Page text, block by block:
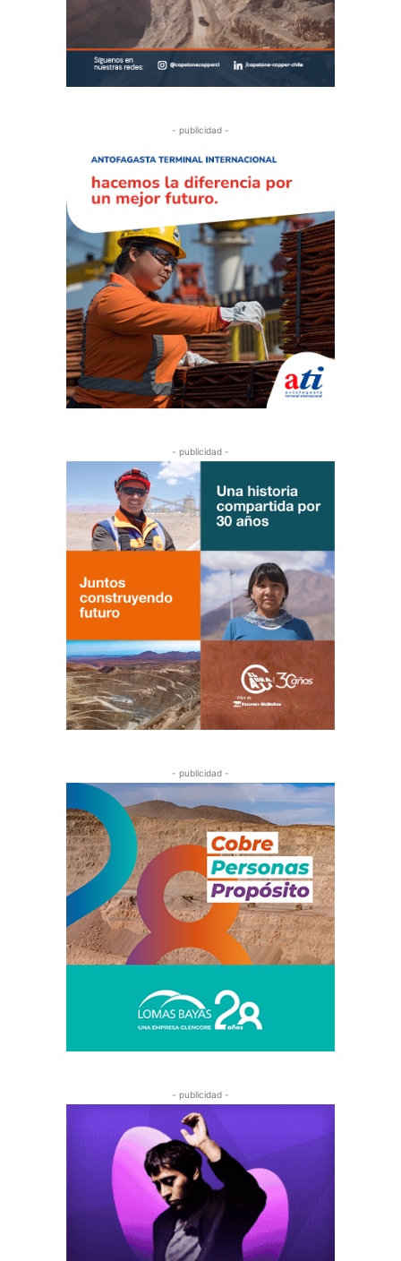
- publicidad -
- publicidad -
- publicidad -
- publicidad -